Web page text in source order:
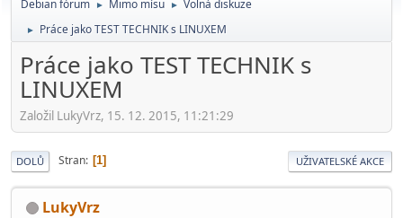
Debian fórum ► Mimo mí­su ► Volná diskuze
► Práce jako TEST TECHNIK s LINUXEM
Práce jako TEST TECHNIK s
LINUXEM
Založil LukyVrz, 15. 12. 2015, 11:21:29
DOLŮ Stran 1 UŽIVATELSKÉ AKCE
LukyVrz